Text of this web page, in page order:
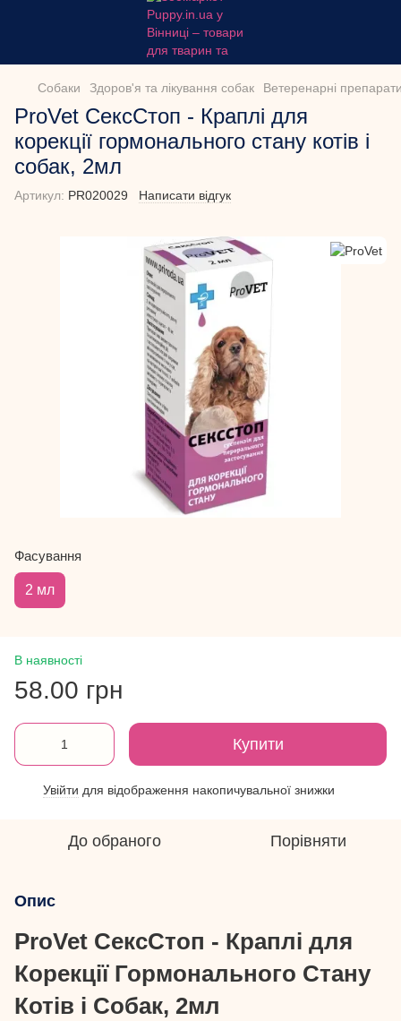
Собаки Здоров'я та лікування собак Ветеренарні
ProVet СексСтоп - Краплі для
корекції гормонального стану котів і
собак, 2мл
Артикул: PR020029 Написати відгук
Фасування
2 мл
В наявності
58.00 грн
Купити
Увійти для відображення накопичувальної знижки
До обраного Порівняти
Опис
ProVet СексСтоп - Краплі для
Корекції Гормонального Стану
Котів і Собак, 2мл